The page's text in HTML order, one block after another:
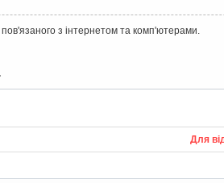
з інтернетом та комп'ютерами.
Для